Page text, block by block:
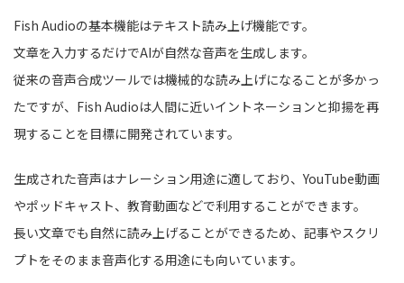
Fish Audioの基本機能はテキスト読み上げ機能です。
文章を入力するだけでAIが自然な音声を生成します。
従来の音声合成ツールでは機械的な読み上げになることが多かっ
たですが、Fish Audioは人間に近いイントネーションと抑揚を再
現することを目標に開発されています。
生成された音声はナレーション用途に適しており、YouTube動画
やポッドキャスト、教育動画などで利用することができます。
長い文章でも自然に読み上げることができるため、記事やスクリ
プトをそのまま音声化する用途にも向いています。